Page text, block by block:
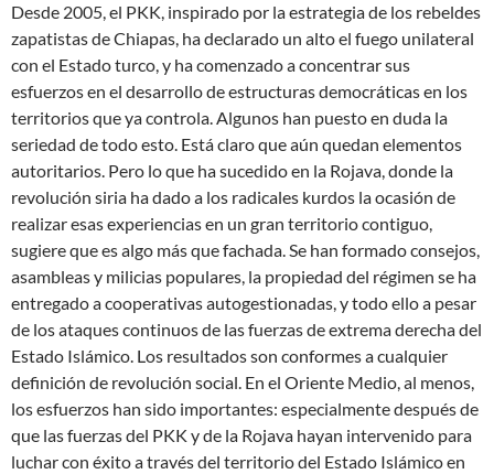
Desde 2005, el PKK, inspirado por la estrategia de los rebeldes
zapatistas de Chiapas, ha declarado un alto el fuego unilateral
con el Estado turco, y ha comenzado a concentrar sus
esfuerzos en el desarrollo de estructuras democráticas en los
territorios que ya controla. Algunos han puesto en duda la
seriedad de todo esto. Está claro que aún quedan elementos
autoritarios. Pero lo que ha sucedido en la Rojava, donde la
revolución siria ha dado a los radicales kurdos la ocasión de
realizar esas experiencias en un gran territorio contiguo,
sugiere que es algo más que fachada. Se han formado consejos,
asambleas y milicias populares, la propiedad del régimen se ha
entregado a cooperativas autogestionadas, y todo ello a pesar
de los ataques continuos de las fuerzas de extrema derecha del
Estado Islámico. Los resultados son conformes a cualquier
definición de revolución social. En el Oriente Medio, al menos,
los esfuerzos han sido importantes: especialmente después de
que las fuerzas del PKK y de la Rojava hayan intervenido para
luchar con éxito a través del territorio del Estado Islámico en